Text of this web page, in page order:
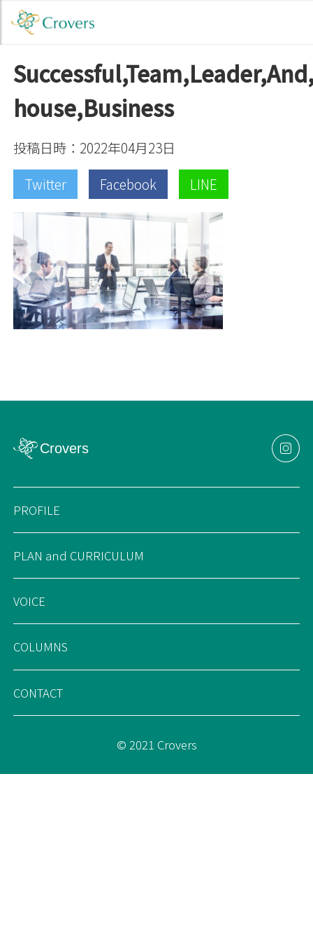
house,Business
投稿日時：2022年04月23日
Twitter
Facebook LINE
PROFILE
PLAN and CURRICULUM
VOICE
COLUMNS
CONTACT
© 2021 Crovers